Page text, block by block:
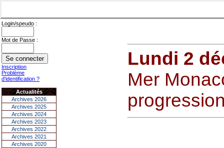
Login/speudo :
Mot de Passe :
Inscription
Problème
d'identification ?
Actualités
Archives 2026
Archives 2025
Archives 2024
Archives 2023
Archives 2022
Archives 2021
Archives 2020
Lundi 2
Mer